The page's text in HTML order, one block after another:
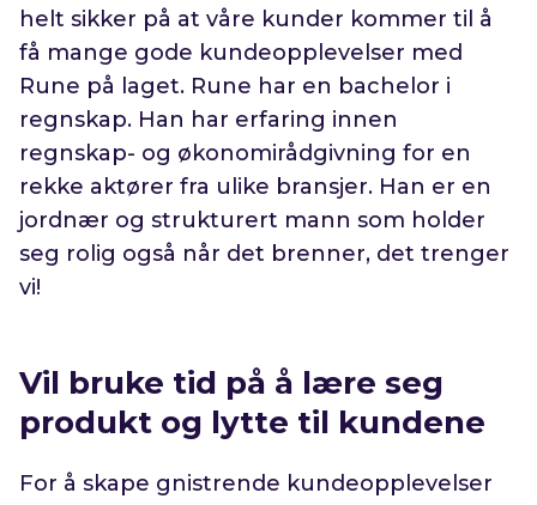
helt sikker på at våre kunder kommer til å
få mange gode kundeopplevelser med
Rune på laget. Rune har en bachelor i
regnskap. Han har erfaring innen
regnskap- og økonomirådgivning for en
rekke aktører fra ulike bransjer. Han er en
jordnær og strukturert mann som holder
seg rolig også når det brenner, det trenger
vi!
Vil bruke tid på å lære seg
produkt og lytte til kundene
For å skape gnistrende kundeopplevelser